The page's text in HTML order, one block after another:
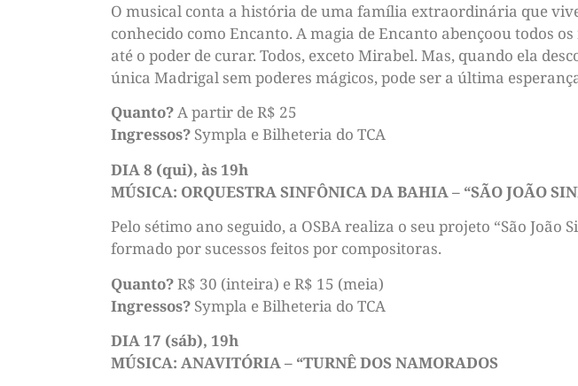
O musical conta a história de uma família extraordinária que
conhecido como Encanto. A magia de Encanto abençoou todos
até o poder de curar. Todos, exceto Mirabel. Mas, quando ela
única Madrigal sem poderes mágicos, pode ser a última
Quanto?A partir de R$ 25
Ingressos? Sympla e Bilheteria do TCA
DIA 8 (qui), às 19h
MÚSICA: ORQUESTRA SINFÔNICA DA BAHIA – “SÃO JOÃO
Pelo sétimo ano seguido, a OSBA realiza o seu projeto “São
formado por sucessos feitos por compositoras.
Quanto?R$ 30 (inteira) e R$ 15 (meia)
Ingressos? Sympla e Bilheteria do TCA
DIA 17 (sáb), 19h
MÚSICA: ANAVITÓRIA – “TURNÊ DOS NAMORADOS